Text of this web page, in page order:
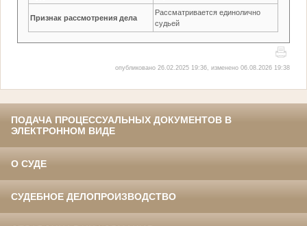
Признак рассмотрения дела
Рассматривается единолично
судьей
опубликовано 26.02.2025 19:36, изменено 06.08.2026 19:38
ПОДАЧА ПРОЦЕССУАЛЬНЫХ ДОКУМЕНТОВ В
ЭЛЕКТРОННОМ ВИДЕ
О СУДЕ
СУДЕБНОЕ ДЕЛОПРОИЗВОДСТВО